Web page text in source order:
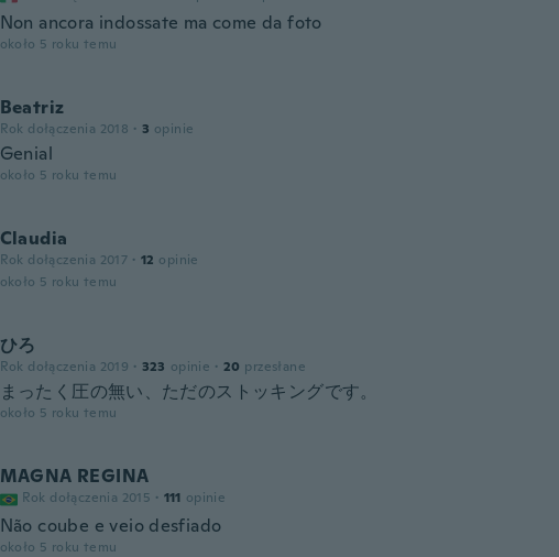
Non ancora indossate ma come da foto
około 5 roku temu
Beatriz
Rok dołączenia 2018 · 3 opinie
Genial
około 5 roku temu
Claudia
Rok dołączenia 2017 · 12 opinie
około 5 roku temu
ひろ
Rok dołączenia 2019 · 323 opinie · 20 przesłane
まったく圧の無い、ただのストッキングです。
około 5 roku temu
MAGNA REGINA
Rok dołączenia 2015 · 111 opinie
Não coube e veio desfiado
około 5 roku temu